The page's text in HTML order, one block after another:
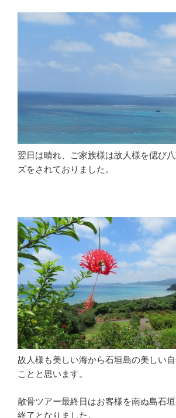
翌日は晴れ、ご家族様は故人様を偲び
ズをされておりました。
故人様も美しい海から石垣島の美しい
ことと思います。
散骨ツアー最終日はお客様を南ぬ島石
終了となりました。